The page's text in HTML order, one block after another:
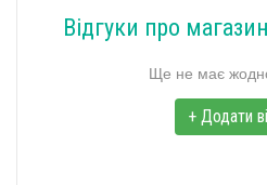
Відгуки про
Ще не має
+ Додати